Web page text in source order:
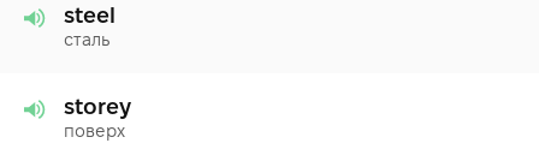
steel
сталь
storey
поверх